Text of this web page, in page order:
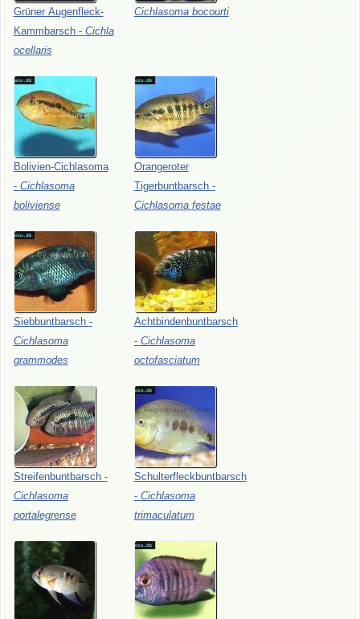
Grüner Augenfleck-
Kammbarsch - Cichla
ocellaris
Cichlasoma bocourti
Bolivien-Cichlasoma
- Cichlasoma
boliviense
Orangeroter
Tigerbuntbarsch -
Cichlasoma festae
Siebbuntbarsch -
Cichlasoma
grammodes
Achtbindenbuntbarsch
- Cichlasoma
octofasciatum
Streifenbuntbarsch -
Cichlasoma
portalegrense
Schulterfleckbuntbarsch
- Cichlasoma
trimaculatum